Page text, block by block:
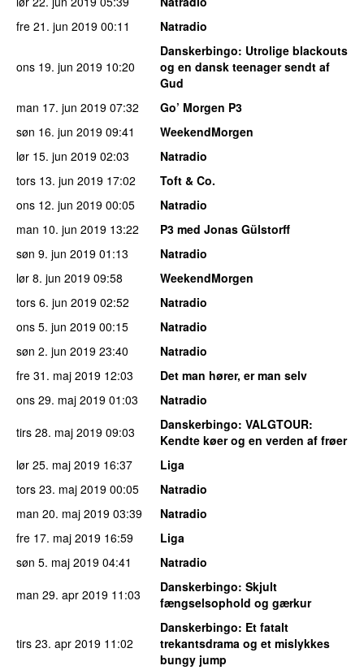
fre 21. jun 2019 00:11 Natradio
ons 19. jun 2019 10:20
Danskerbingo: Utrolige blackouts
og en dansk teenager sendt af
Gud
man 17. jun 2019 07:32
Go’ Morgen P3
søn 16. jun 2019 09:41
WeekendMorgen
lør 15. jun 2019 02:03
Natradio
tors 13. jun 2019 17:02
Toft & Co.
ons 12. jun 2019 00:05
Natradio
man 10. jun 2019 13:22
P3 med Jonas Gülstorff
søn 9. jun 2019 01:13
Natradio
lør 8. jun 2019 09:58
WeekendMorgen
tors 6. jun 2019 02:52
Natradio
ons 5. jun 2019 00:15
Natradio
søn 2. jun 2019 23:40
Natradio
fre 31. maj 2019 12:03
Det man hører, er man selv
ons 29. maj 2019 01:03
Natradio
tirs 28. maj 2019 09:03 Danskerbingo: VALGTOUR:
Kendte køer og en verden af frøer
lør 25. maj 2019 16:37
Liga
tors 23. maj 2019 00:05
Natradio
man 20. maj 2019 03:39
Natradio
fre 17. maj 2019 16:59
Liga
søn 5. maj 2019 04:41
Natradio
man 29. apr 2019 11:03 Danskerbingo: Skjult
fængselsophold og gærkur
tirs 23. apr 2019 11:02
Danskerbingo: Et fatalt
trekantsdrama og et mislykkes
bungy jump